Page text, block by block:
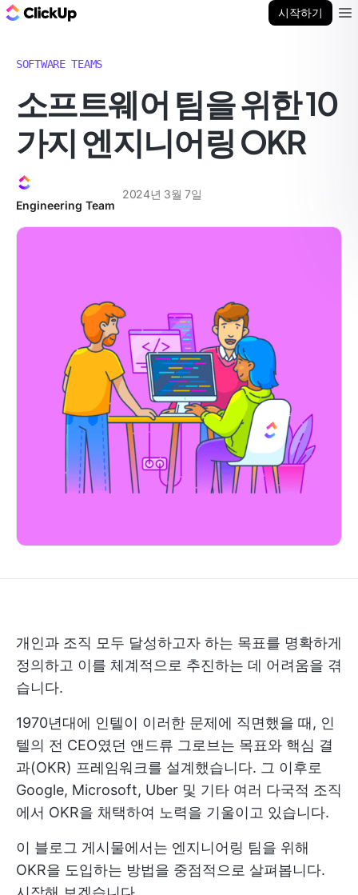
시작하기
SOFTWARE TEAMS
소프트웨어 팀을 위한 10
가지 엔지니어링 OKR
Engineering Team
2024년 3월 7일
개인과 조직 모두 달성하고자 하는 목표를 명확하게
정의하고 이를 체계적으로 추진하는 데 어려움을 겪
습니다.
1970년대에 인텔이 이러한 문제에 직면했을 때, 인
텔의 전 CEO였던 앤드류 그로브는 목표와 핵심 결
과(OKR) 프레임워크를 설계했습니다. 그 이후로
Google, Microsoft, Uber 및 기타 여러 다국적 조직
에서 OKR을 채택하여 노력을 기울이고 있습니다.
이 블로그 게시물에서는 엔지니어링 팀을 위해
OKR을 도입하는 방법을 중점적으로 살펴봅니다.